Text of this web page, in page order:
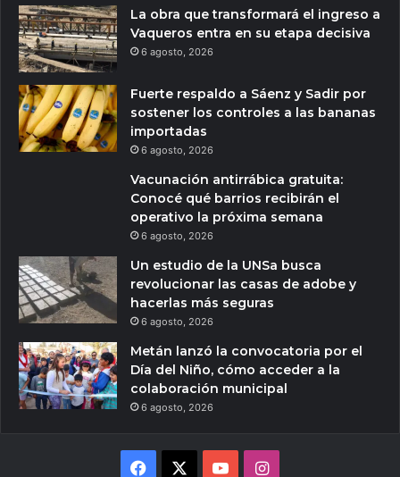
La obra que transformará el ingreso a
Vaqueros entra en su etapa decisiva
6 agosto, 2026
Fuerte respaldo a Sáenz y Sadir por
sostener los controles a las bananas
importadas
6 agosto, 2026
Vacunación antirrábica gratuita:
Conocé qué barrios recibirán el
operativo la próxima semana
6 agosto, 2026
Un estudio de la UNSa busca
revolucionar las casas de adobe y
hacerlas más seguras
6 agosto, 2026
Metán lanzó la convocatoria por el
Día del Niño, cómo acceder a la
colaboración municipal
6 agosto, 2026
Facebook YouTubeInstagram